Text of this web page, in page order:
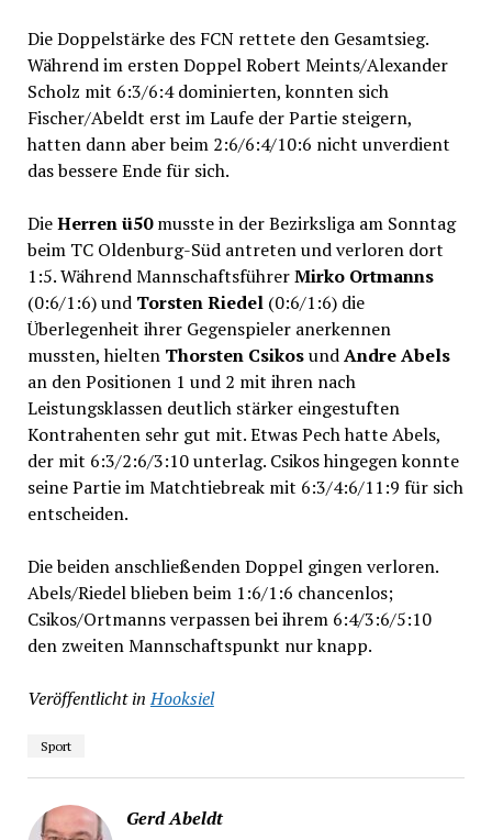
Die Doppelstärke des FCN rettete den Gesamtsieg.
Während im ersten Doppel Robert Meints/Alexander
Scholz mit 6:3/6:4 dominierten, konnten sich
Fischer/Abeldt erst im Laufe der Partie steigern,
hatten dann aber beim 2:6/6:4/10:6 nicht unverdient
das bessere Ende für sich.
DieHerren ü50musste in der Bezirksliga am Sonntag
beim TC Oldenburg-Süd antreten und verloren dort
1:5. Während MannschaftsführerMirko Ortmanns
(0:6/1:6) und Torsten Riedel (0:6/1:6) die
Überlegenheit ihrer Gegenspieler anerkennen
mussten, hielten Thorsten CsikosundAndre Abels
an den Positionen 1 und 2 mit ihren nach
Leistungsklassen deutlich stärker eingestuften
Kontrahenten sehr gut mit. Etwas Pech hatte Abels,
der mit 6:3/2:6/3:10 unterlag. Csikos hingegen konnte
seine Partie im Matchtiebreak mit 6:3/4:6/11:9 für sich
entscheiden.
Die beiden anschließenden Doppel gingen verloren.
Abels/Riedel blieben beim 1:6/1:6 chancenlos;
Csikos/Ortmanns verpassen bei ihrem 6:4/3:6/5:10
den zweiten Mannschaftspunkt nur knapp.
Veröffentlicht in Hooksiel
Sport
Gerd Abeldt